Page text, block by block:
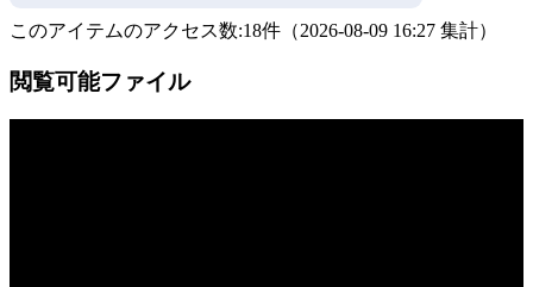
このアイテムのアクセス数:18件 （2026-08-09 16:27 集計）
閲覧可能ファイル